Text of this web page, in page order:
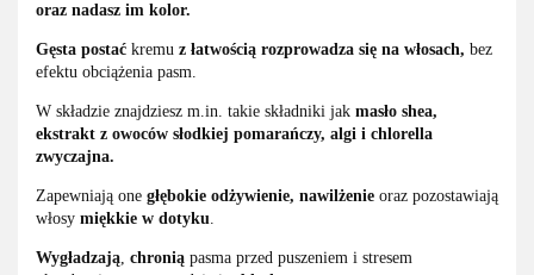
oraz nadasz im kolor.
Gęsta postać kremu z łatwością rozprowadza się na włosach, bez
efektu obciążenia pasm.
W składzie znajdziesz m.in. takie składniki jak masło shea,
ekstrakt z owoców słodkiej pomarańczy, algi i chlorella
zwyczajna.
Zapewniają one głębokie odżywienie, nawilżenie oraz pozostawiają
włosy miękkie w dotyku.
Wygładzają, chronią pasma przed puszeniem i stresem